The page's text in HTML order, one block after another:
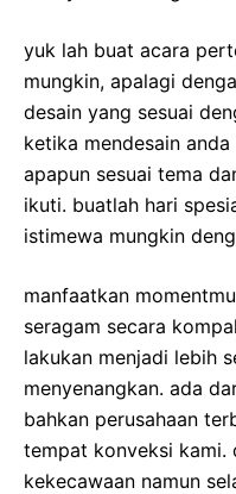
yuk lah buat acara
mungkin, apalagi
desain yang sesuai
ketika mendesain
apapun sesuai tema
ikuti. buatlah hari
istimewa mungkin
manfaatkan
seragam secara
lakukan menjadi lebih
menyenangkan. ada
bahkan perusahaan
tempat konveksi kami.
kekecawaan namun